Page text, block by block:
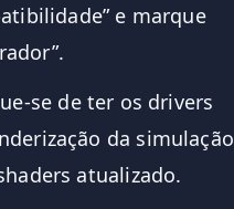
e marque
se de ter os drivers
da simulação
atualizado.